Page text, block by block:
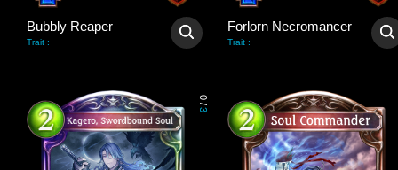
Bubbly Reaper
Trait : -
Forlorn Necromancer
Trait : -
0
/
3